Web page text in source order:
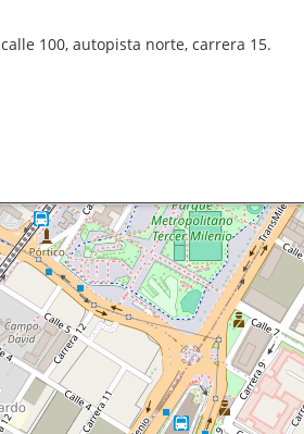
100, autopista norte, carrera 15.